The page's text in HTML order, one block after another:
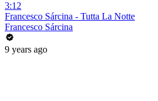
3:12
Francesco Sárcina - Tutta La Notte
Francesco Sárcina
9 years ago